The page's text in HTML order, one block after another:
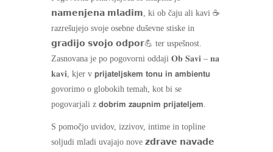
𝗻𝗮𝗺𝗲𝗻𝗷𝗲𝗻𝗮 𝗺𝗹𝗮𝗱𝗶𝗺, ki ob čaju ali kavi ☕
razrešujejo svoje osebne duševne stiske in
𝗴𝗿𝗮𝗱𝗶𝗷𝗼 𝘀𝘃𝗼𝗷𝗼 𝗼𝗱𝗽𝗼𝗿💪 ter uspešnost.
Zasnovana je po pogovorni oddaji 𝐎𝐛 𝐒𝐚𝐯𝐢 – 𝐧𝐚
𝐤𝐚𝐯𝐢, kjer v 𝗽𝗿𝗶𝗷𝗮𝘁𝗲𝗹𝗷𝘀𝗸𝗲𝗺 𝘁𝗼𝗻𝘂 𝗶𝗻 𝗮𝗺𝗯𝗶𝗲𝗻𝘁𝘂
govorimo o globokih temah, kot bi se
pogovarjali z 𝗱𝗼𝗯𝗿𝗶𝗺 𝘇𝗮𝘂𝗽𝗻𝗶𝗺 𝗽𝗿𝗶𝗷𝗮𝘁𝗲𝗹𝗷𝗲𝗺.
S pomočjo uvidov, izzivov, intime in topline
soljudi mladi uvajajo nove 𝘇𝗱𝗿𝗮𝘃𝗲 𝗻𝗮𝘃𝗮𝗱𝗲